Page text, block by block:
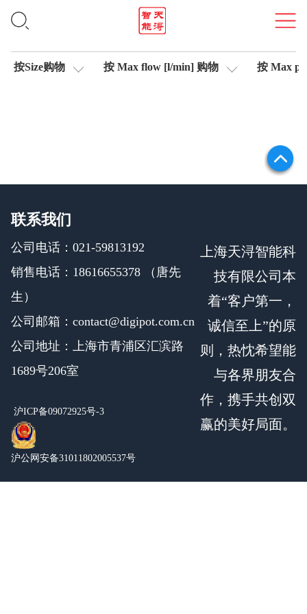
集成式放大器
按Size购物 按 Max flow [l/min] 购物 按 Max
联系我们
公司电话：021-59813192
销售电话：18616655378 （唐先
生）
公司邮箱：contact@digipot.com.cn
公司地址：上海市青浦区汇滨路
1689号206室
沪ICP备09072925号-3
沪公网安备31011802005537号
上海天浔智能科
技有限公司本
着“客户第一，
诚信至上”的原
则，热忱希望能
与各界朋友合
作，携手共创双
赢的美好局面。